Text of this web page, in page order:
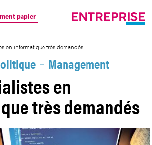
papier
en informatique très demandés
Management
en
très demandés